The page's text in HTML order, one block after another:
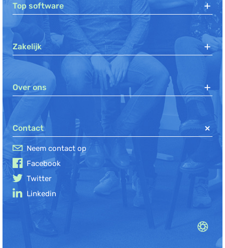
Top software
Zakelijk
Over ons
Contact
Neem contact op
Facebook
Twitter
Linkedin